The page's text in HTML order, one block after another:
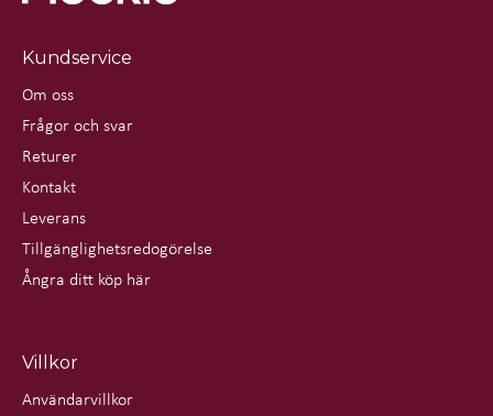
Kundservice
Om oss
Frågor och svar
Returer
Kontakt
Leverans
Tillgänglighetsredogörelse
Ångra ditt köp här
Villkor
Användarvillkor